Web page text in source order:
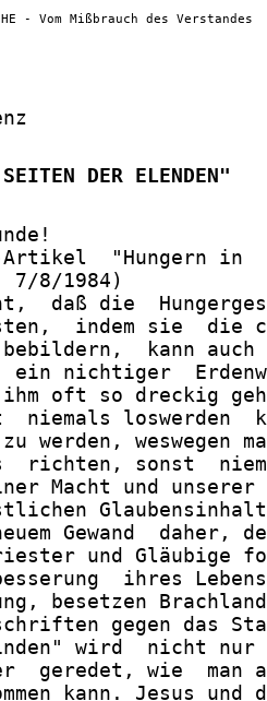
- Vom Mißbrauch des Verstandes
DER ELENDEN"
"Hungern in
7/8/1984)
daß die
indem sie  die
kann
ein nichtiger
oft so dreckig
niemals loswerden
werden, weswegen
richten, sonst
Macht und unserer
Gewand  daher,
und Gläubige
ihres
besetzen
gegen das
wird  nicht
geredet, wie  man
kann. Jesus und